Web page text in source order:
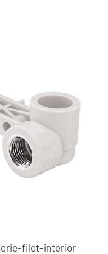
filet-interior